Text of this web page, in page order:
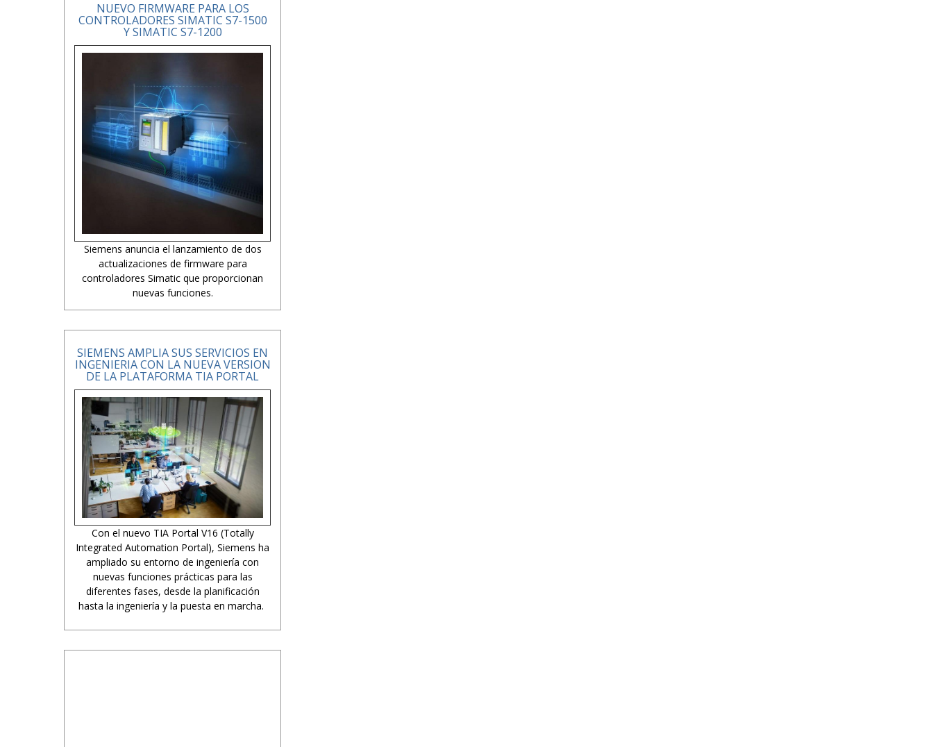
NUEVO FIRMWARE PARA LOS
CONTROLADORES SIMATIC S7-1500
Y SIMATIC S7-1200
Siemens anuncia el lanzamiento de dos
actualizaciones de firmware para
controladores Simatic que proporcionan
nuevas funciones.
SIEMENS AMPLIA SUS SERVICIOS EN
INGENIERIA CON LA NUEVA VERSION
DE LA PLATAFORMA TIA PORTAL
Con el nuevo TIA Portal V16 (Totally
Integrated Automation Portal), Siemens ha
ampliado su entorno de ingeniería con
nuevas funciones prácticas para las
diferentes fases, desde la planificación
hasta la ingeniería y la puesta en marcha.